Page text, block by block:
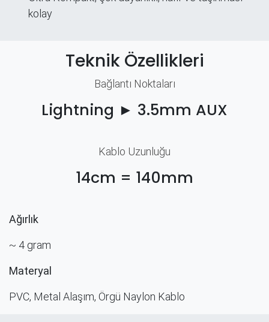
kolay
Teknik Özellikleri
Bağlantı Noktaları​
Lightning ► 3.5mm AUX
Kablo Uzunluğu
14cm = 140mm
Ağırlık
~ 4 gram
Materyal
PVC, Metal Alaşım, Örgü Naylon Kablo